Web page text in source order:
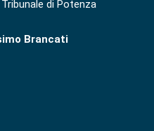
di Potenza
Brancati